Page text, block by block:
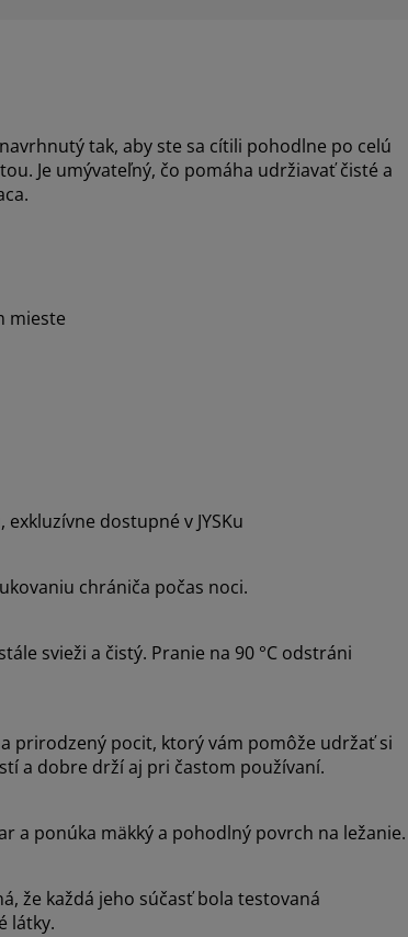
tak, aby ste sa cítili pohodlne po celú
Je umývateľný, čo pomáha udržiavať čisté a
mieste
dostupné v JYSKu
chrániča počas noci.
svieži a čistý. Pranie na 90 °C odstráni
prirodzený pocit, ktorý vám pomôže udržať si
a dobre drží aj pri častom používaní.
a ponúka mäkký a pohodlný povrch na ležanie.
že každá jeho súčasť bola testovaná
látky.